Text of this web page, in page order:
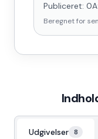
Publiceret: 0
Beregnet for
Udgivelser 8